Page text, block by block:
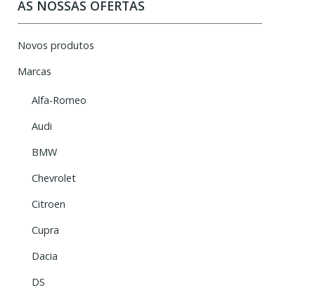
AS NOSSAS OFERTAS
Novos produtos
Marcas
Alfa-Romeo
Audi
BMW
Chevrolet
Citroen
Cupra
Dacia
DS